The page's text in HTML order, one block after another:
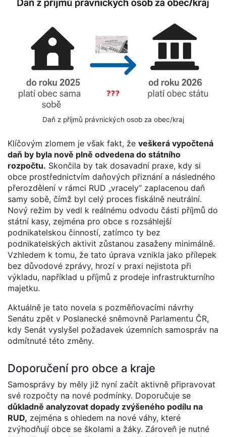
Daň z příjmů právnických osob za obec/kraj
Klíčovým zlomem je však fakt, že veškerá vypočtená
daň by byla nově plně odvedena do státního
rozpočtu. Skončila by tak dosavadní praxe, kdy si
obce prostřednictvím daňových přiznání a následného
přerozdělení v rámci RUD „vracely“ zaplacenou daň
samy sobě, čímž byl celý proces fiskálně neutrální.
Nový režim by vedl k reálnému odvodu části příjmů do
státní kasy, zejména pro obce s rozsáhlejší
podnikatelskou činností, zatímco ty bez
podnikatelských aktivit zůstanou zasaženy minimálně.
Vzhledem k tomu, že tato úprava vznikla jako přílepek
bez důvodové zprávy, hrozí v praxi nejistota při
výkladu, například u příjmů z prodeje infrastrukturního
majetku.
Aktuálně je tato novela s pozměňovacími návrhy
Senátu zpět v Poslanecké sněmovně Parlamentu ČR,
kdy Senát vyslyšel požadavek územních samospráv na
odmítnuté této změny.
Doporučení pro obce a kraje
Samosprávy by měly již nyní začít aktivně připravovat
své rozpočty na nové podmínky. Doporučuje se
důkladně analyzovat dopady zvýšeného podílu na
RUD, zejména s ohledem na nové váhy, které
zvýhodňují obce se školami a žáky. Zároveň je nutné